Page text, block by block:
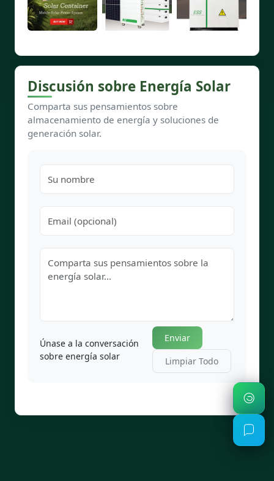
Discusión sobre Energía Solar
Comparta sus pensamientos sobre
almacenamiento de energía y soluciones de
generación solar.
Únase a la conversación
sobre energía solar
Enviar
Limpiar Todo